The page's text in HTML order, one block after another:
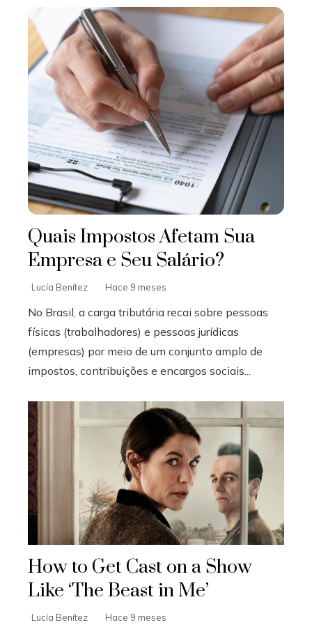
Quais Impostos Afetam Sua
Empresa e Seu Salário?
Lucía Benítez Hace 9 meses
No Brasil, a carga tributária recai sobre pessoas
físicas (trabalhadores) e pessoas jurídicas
(empresas) por meio de um conjunto amplo de
impostos, contribuições e encargos sociais...
How to Get Cast on a Show
Like ‘The Beast in Me’
Lucía Benítez Hace 9 meses